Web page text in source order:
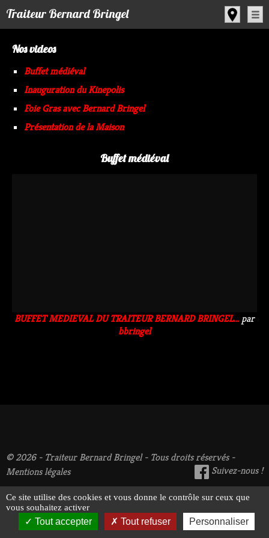
Traiteur Bernard Bringel
Nos videos
Buffet médiéval
Inauguration du Kinepolis
Foie Gras avec Bernard Bringel
Présentation de la Maison
Buffet médiéval
BUFFET MEDIEVAL DU TRAITEUR BERNARD BRINGEL... par
bbringel
© 2026 - Traiteur Bernard Bringel - Tous droits réservés -
Mentions légales
Suivez-nous !
Panneau de gestion des cookies
Ce site utilise des cookies et vous donne le contrôle sur ceux que
vous souhaitez activer
Tout accepter Tout refuser Personnaliser